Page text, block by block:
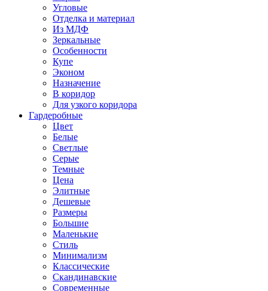
Угловые
Отделка и материал
Из МДФ
Зеркальные
Особенности
Купе
Эконом
Назначение
В коридор
Для узкого коридора
Гардеробные
Цвет
Белые
Светлые
Серые
Темные
Цена
Элитные
Дешевые
Размеры
Большие
Маленькие
Стиль
Минимализм
Классические
Скандинавские
Современные